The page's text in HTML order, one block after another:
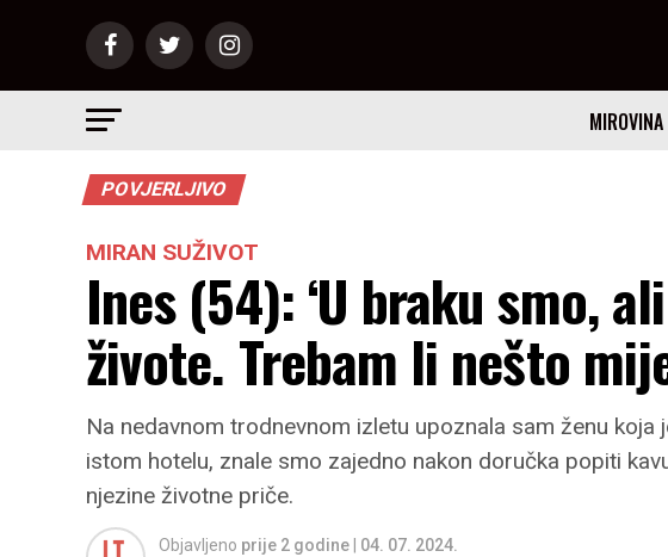
MIROVINA
POVJERLJIVO
MIRAN SUŽIVOT
Ines (54): ‘U braku smo,
živote. Trebam li nešto
Na nedavnom trodnevnom izletu upoznala sam ženu koja
istom hotelu, znale smo zajedno nakon doručka popiti
njezine životne priče.
Objavljeno prije 2 godine
04. 07. 2024.